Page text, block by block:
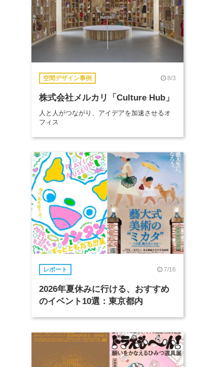
空間デザイン事例 8/3
株式会社メルカリ「Culture Hub」
人と人がつながり、アイデアを加速させるオ
フィス
レポート 7/16
2026年夏休みに行ける、おすすめ
のイベント10選：東京都内